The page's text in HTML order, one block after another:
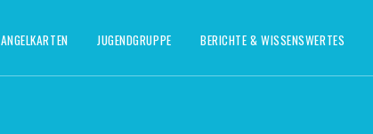
ANGELKARTEN JUGENDGRUPPE BERICHTE & WISSENSWERTES